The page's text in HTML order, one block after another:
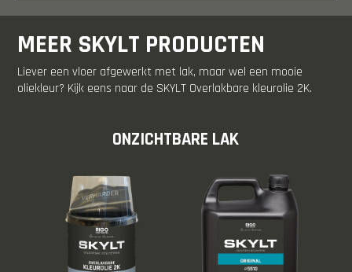
MEER SKYLT PRODUCTEN
Liever een vloer afgewerkt met lak, maar wel een mooie
oliekleur? Kijk eens naar de SKYLT Overlakbare kleurolie 2K.
ONZICHTBARE LAK